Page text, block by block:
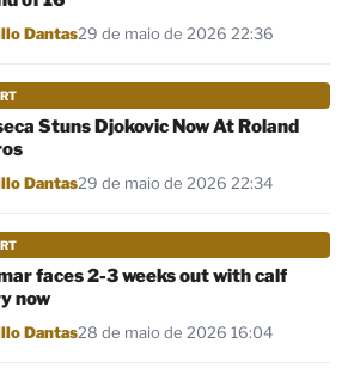
Dantas29 de maio de 2026 22:36
Stuns Djokovic Now At Roland
Dantas29 de maio de 2026 22:34
faces 2-3 weeks out with calf
now
Dantas28 de maio de 2026 16:04